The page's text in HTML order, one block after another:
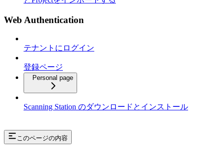
Web Authentication
テナントにログイン
登録ページ
Personal page
Scanning Station のダウンロードとインストール
このページの内容